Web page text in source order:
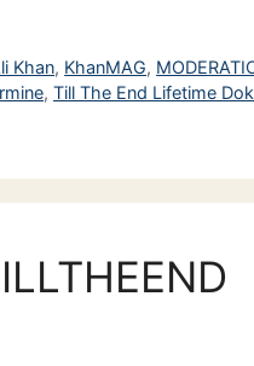
Khan, KhanMAG,
, Till The End Lifetime